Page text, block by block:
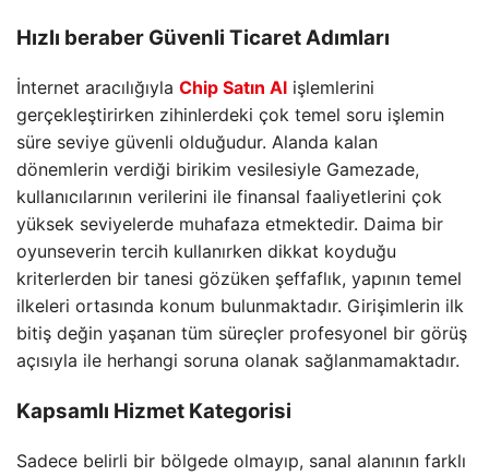
Hızlı beraber Güvenli Ticaret Adımları
İnternet aracılığıyla Chip Satın Al işlemlerini
gerçekleştirirken zihinlerdeki çok temel soru işlemin
süre seviye güvenli olduğudur. Alanda kalan
dönemlerin verdiği birikim vesilesiyle Gamezade,
kullanıcılarının verilerini ile finansal faaliyetlerini çok
yüksek seviyelerde muhafaza etmektedir. Daima bir
oyunseverin tercih kullanırken dikkat koyduğu
kriterlerden bir tanesi gözüken şeffaflık, yapının temel
ilkeleri ortasında konum bulunmaktadır. Girişimlerin ilk
bitiş değin yaşanan tüm süreçler profesyonel bir görüş
açısıyla ile herhangi soruna olanak sağlanmamaktadır.
Kapsamlı Hizmet Kategorisi
Sadece belirli bir bölgede olmayıp, sanal alanının farklı